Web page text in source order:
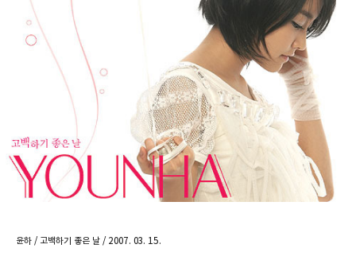
윤하 / 고백하기 좋은 날 / 2007. 03. 15.